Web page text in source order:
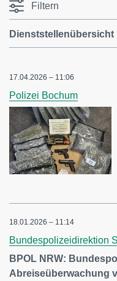
Filtern
Dienststellenübersicht
17.04.2026 – 11:06
Polizei Bochum
18.01.2026 – 11:14
Bundespolizeidirektion
BPOL NRW:
Abreiseüberwachung